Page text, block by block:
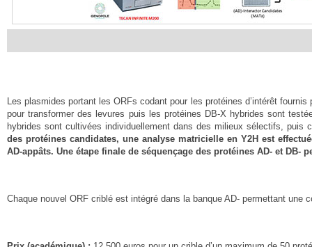
Les plasmides portant les ORFs codant pour les protéines d’intérêt
pour transformer des levures puis les protéines DB-X hybrides sont
hybrides sont cultivées individuellement dans des milieux sélectifs,
des protéines candidates, une analyse matricielle en Y2H est
AD-appâts. Une étape finale de séquençage des protéines AD- et
Chaque nouvel ORF criblé est intégré dans la banque AD- permettant une